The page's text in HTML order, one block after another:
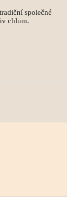
společné
chlum.